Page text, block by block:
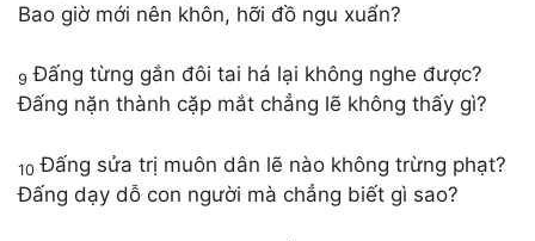
Bao giờ mới nên khôn, hỡi đồ ngu xuẩn?
9 Đấng từng gắn đôi tai há lại không nghe được?
Đấng nặn thành cặp mắt chẳng lẽ không thấy gì?
10 Đấng sửa trị muôn dân lẽ nào không trừng phạt?
Đấng dạy dỗ con người mà chẳng biết gì sao?